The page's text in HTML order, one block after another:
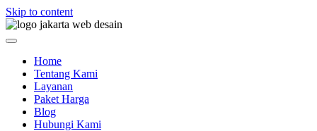
Skip to content
Home
Tentang Kami
Layanan
Paket Harga
Blog
Hubungi Kami